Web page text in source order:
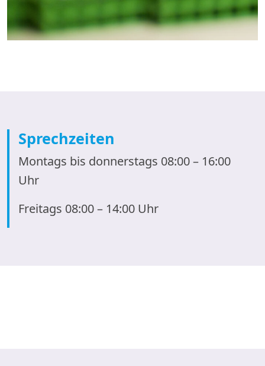
Sprechzeiten
Montags bis donnerstags 08:00 – 16:00
Uhr
Freitags 08:00 – 14:00 Uhr